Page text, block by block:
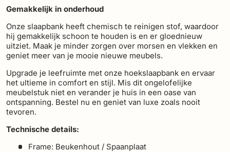
Gemakkelijk in onderhoud
Onze slaapbank heeft chemisch te reinigen stof, waardoor
hij gemakkelijk schoon te houden is en er gloednieuw
uitziet. Maak je minder zorgen over morsen en vlekken en
geniet meer van je mooie nieuwe meubels.
Upgrade je leefruimte met onze hoekslaapbank en ervaar
het ultieme in comfort en stijl. Mis dit ongelofelijke
meubelstuk niet en verander je huis in een oase van
ontspanning. Bestel nu en geniet van luxe zoals nooit
tevoren.
Technische details:
Frame: Beukenhout / Spaanplaat